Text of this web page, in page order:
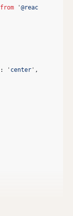
from ' @reac
: ' center ' ,